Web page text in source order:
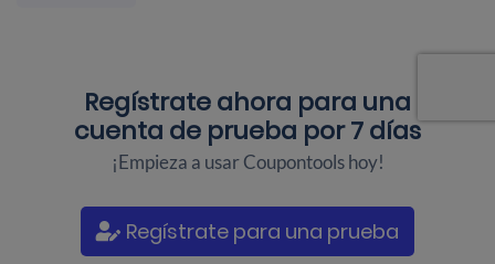
Regístrate ahora para una
cuenta de prueba por 7 días
¡Empieza a usar Coupontools hoy!
Regístrate para una prueba